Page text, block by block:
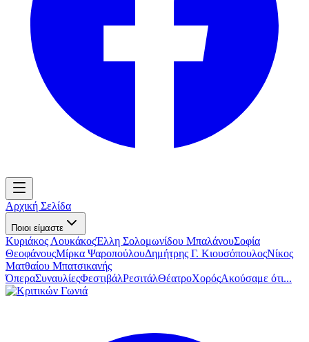
Αρχική Σελίδα
Ποιοι είμαστε
Κυριάκος ΛουκάκοςΈλλη Σολομωνίδου ΜπαλάνουΣοφία
ΘεοφάνουςΜίρκα ΨαροπούλουΔημήτρης Γ. ΚιουσόπουλοςΝίκος
Ματθαίου Μπατσικανής
ΌπεραΣυναυλίεςΦεστιβάλΡεσιτάλΘέατροΧορόςΑκούσαμε ότι...